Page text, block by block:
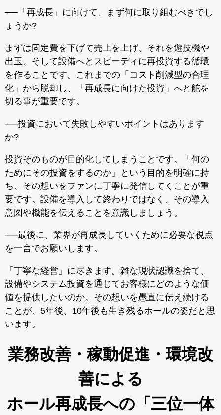
──「再成長」に向けて、まず何に取り組むべきでし
ょうか?
まずは固定費を下げて売上を上げ、それを遊技機や
出玉、そして設備へとスピーディに再投資する循環
を作ることです。これまでの「コスト削減型の合理
化」から脱却し、「再成長に向けた投資」へと舵を
切る事が重要です。
──投資において失敗しやすいポイントはあります
か?
投資そのものが目的化してしまうことです。「何の
ためにその投資をするのか」という目的を明確に持
ち、その想いをファンに丁寧に発信してくことが重
要です。設備を導入して終わりではなく、その導入
意図や機能を伝えることを意識しましょう。
──最後に、業界が再成長していくために必要な視点
を一言でお願いします。
「丁寧な経営」に尽きます。雑な現状認識を捨て、
設備やシステム投資を通じてお客様にどのような価
値を提供したいのか。その想いを愚直に伝え続ける
ことが、5年後、10年後も生き残るホールの姿だと思
います。
業務改善・稼動促進・環境改
善による
ホール再成長への「三位一体